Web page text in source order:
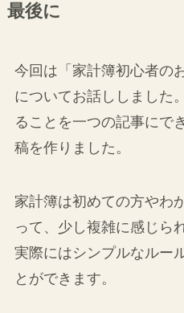
最後に
今回は「家計簿初心者の
についてお話ししました
ることを一つの記事にで
稿を作りました。
家計簿は初めての方やわ
って、少し複雑に感じら
実際にはシンプルなルー
とができます。